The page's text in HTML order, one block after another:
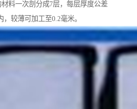
材料一次剖分成7层，每层厚度公差
较薄可加工至0.2毫米。